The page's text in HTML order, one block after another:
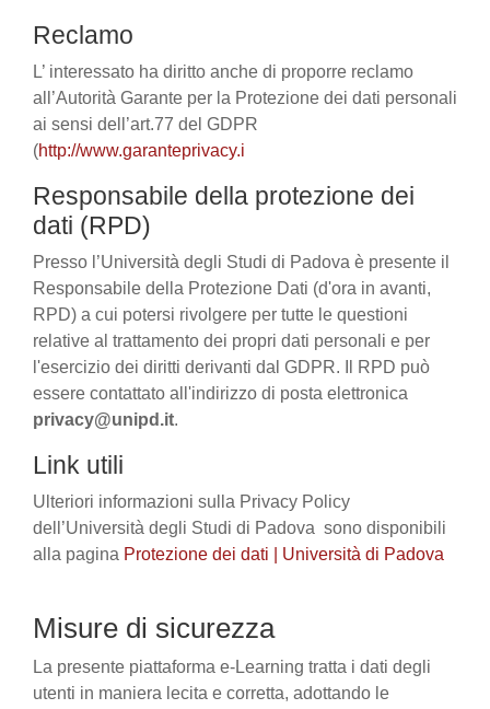
Reclamo
L’ interessato ha diritto anche di proporre reclamo
all’Autorità Garante per la Protezione dei dati personali
ai sensi dell’art.77 del GDPR
(http://www.garanteprivacy.i
Responsabile della protezione dei
dati (RPD)
Presso l’Università degli Studi di Padova è presente il
Responsabile della Protezione Dati (d'ora in avanti,
RPD) a cui potersi rivolgere per tutte le questioni
relative al trattamento dei propri dati personali e per
l'esercizio dei diritti derivanti dal GDPR. Il RPD può
essere contattato all'indirizzo di posta elettronica
privacy@unipd.it.
Link utili
Ulteriori informazioni sulla Privacy Policy
dell’Università degli Studi di Padova sono disponibili
alla pagina Protezione dei dati | Università di Padova
Misure di sicurezza
La presente piattaforma e-Learning tratta i dati degli
utenti in maniera lecita e corretta, adottando le